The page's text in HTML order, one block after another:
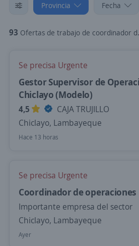
Provincia Fecha
93 Ofertas de trabajo de coordinador de operaciones en Lambayeque
Se precisa Urgente
Gestor Supervisor de
Chiclayo (Modelo)
4,5
CAJA TRUJILLO
Chiclayo, Lambayeque
Hace 13 horas
Se precisa Urgente
Coordinador de operaciones
Importante empresa del sector
Chiclayo, Lambayeque
Ayer